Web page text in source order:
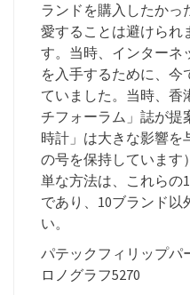
ランドを購入したかっ
愛することは避けられ
す。当時、インターネ
を入手するために、今
ていました。当時、香
チフォーラム」誌が提
時計」は大きな影響を
の号を保持しています
単な方法は、これらの
であり、10ブランド以
い。
パテックフィリップパ
ロノグラフ5270